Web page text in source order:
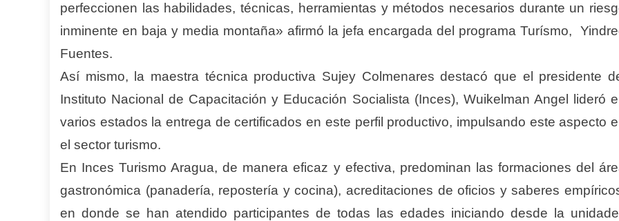
perfeccionen las habilidades, técnicas, herramientas y métodos necesarios durante un
inminente en baja y media montaña» afirmó la jefa encargada del programa Turísmo,
Fuentes.
Así mismo, la maestra técnica productiva Sujey Colmenares destacó que el presidente
Instituto Nacional de Capacitación y Educación Socialista (Inces), Wuikelman Angel lideró
varios estados la entrega de certificados en este perfil productivo, impulsando este aspecto
el sector turismo.
En Inces Turismo Aragua, de manera eficaz y efectiva, predominan las formaciones del
gastronómica (panadería, repostería y cocina), acreditaciones de oficios y saberes
en donde se han atendido participantes de todas las edades iniciando desde la